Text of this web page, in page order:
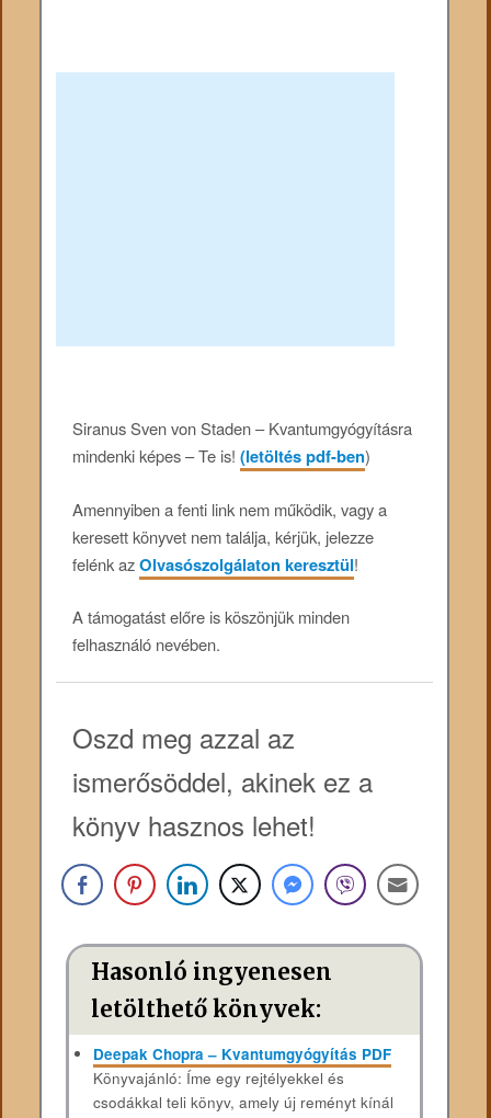
Siranus Sven von Staden – Kvantumgyógyításra
mindenki képes – Te is!(letöltés pdf-ben)
Amennyiben a fenti link nem működik, vagy a
keresett könyvet nem találja, kérjük, jelezze
felénk azOlvasószolgálaton keresztül!
A támogatást előre is köszönjük minden
felhasználó nevében.
Oszd meg azzal az
ismerősöddel, akinek ez a
könyv hasznos lehet!
Hasonló ingyenesen
letölthető könyvek:
Deepak Chopra – Kvantumgyógyítás PDF
Könyvajánló: Íme egy rejtélyekkel és
csodákkal teli könyv, amely új reményt kínál